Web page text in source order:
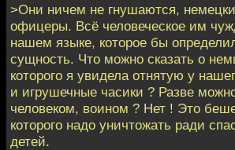
>Они ничем не гнушаются,
офицеры. Всё человеческое им
нашем языке, которое бы
сущность. Что можно сказать о
которого я увидела отнятую у
и игрушечные часики ? Разве
человеком, воином ? Нет ! Это
которого надо уничтожать ради
детей.